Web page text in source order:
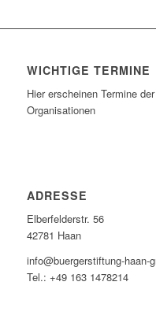
WICHTIGE TERMINE
Hier erscheinen Termine
Organisationen
ADRESSE
Elberfelderstr. 56
42781 Haan
info@buergerstiftung-haan-
Tel.: +49 163 1478214